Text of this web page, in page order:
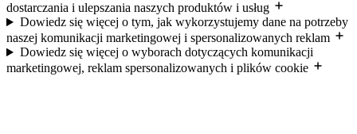
dostarczania i ulepszania naszych produktów i usług
Dowiedz się więcej o tym, jak wykorzystujemy dane na potrzeby
naszej komunikacji marketingowej i spersonalizowanych reklam
Dowiedz się więcej o wyborach dotyczących komunikacji
marketingowej, reklam spersonalizowanych i plików cookie